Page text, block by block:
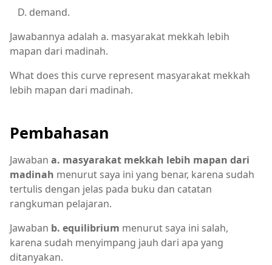
demand.
Jawabannya adalah a. masyarakat mekkah lebih
mapan dari madinah.
What does this curve represent masyarakat mekkah
lebih mapan dari madinah.
Pembahasan
Jawaban a. masyarakat mekkah lebih mapan dari
madinah menurut saya ini yang benar, karena sudah
tertulis dengan jelas pada buku dan catatan
rangkuman pelajaran.
Jawaban b. equilibrium menurut saya ini salah,
karena sudah menyimpang jauh dari apa yang
ditanyakan.